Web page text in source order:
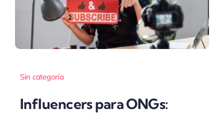
Sin categoría
Influencers para ONGs: